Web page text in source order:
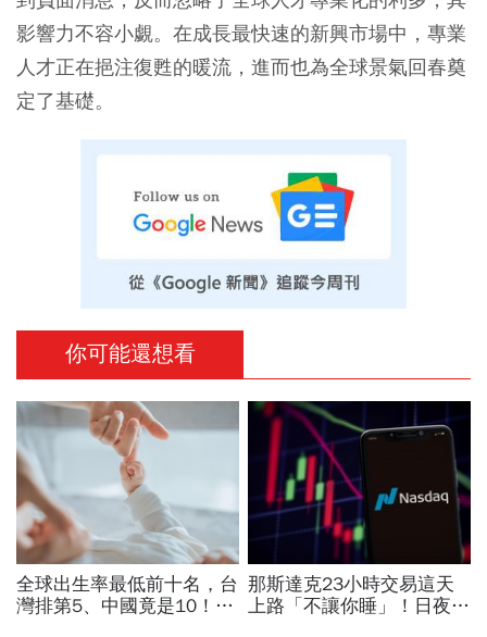
影響力不容小覷。在成長最快速的新興市場中，專業
人才正在挹注復甦的暖流，進而也為全球景氣回春奠
定了基礎。
你可能還想看
全球出生率最低前十名，台
灣排第5、中國竟是10！亞
那斯達克23小時交易這天
上路「不讓你睡」！日夜盤